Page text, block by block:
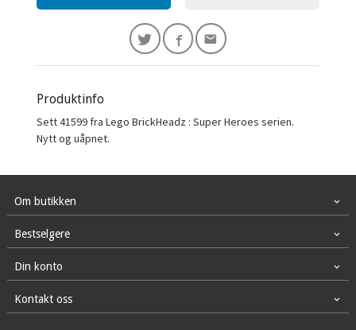
Produktinfo
Sett 41599 fra Lego BrickHeadz : Super Heroes serien.
Nytt og uåpnet.
Om butikken
Bestselgere
Din konto
Kontakt oss